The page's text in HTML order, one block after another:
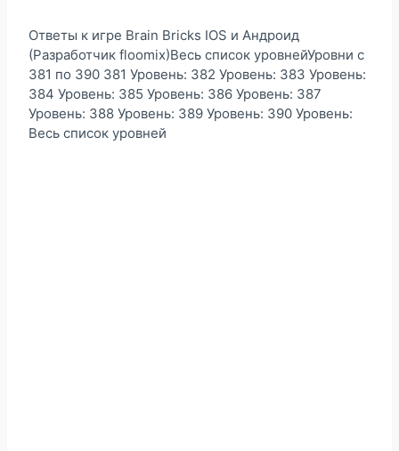
Ответы к игре Brain Bricks IOS и Андроид
(Разработчик floomix)Весь список уровнейУровни с
381 по 390 381 Уровень: 382 Уровень: 383 Уровень:
384 Уровень: 385 Уровень: 386 Уровень: 387
Уровень: 388 Уровень: 389 Уровень: 390 Уровень:
Весь список уровней